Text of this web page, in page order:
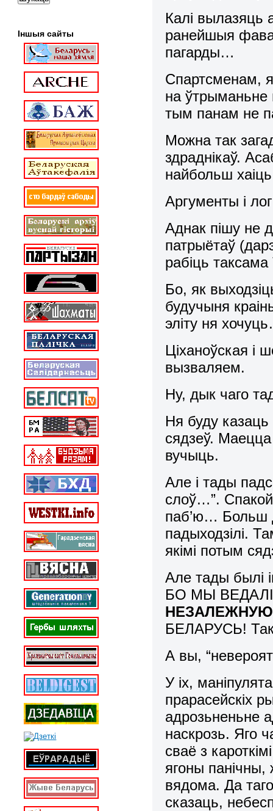
Калі вылазяць
ранейшыя
пагарды…
Спартсменам,
на ўтрыманьне
тым панам не
Можна так
здраднікаў.
найбольш
Аргументы і
Аднак пішу не
патрыётаў
рабіць
Бо, як
будучыня
эліту ня
Ціханоўская і
вызваляем.
Ну, дык чаго
Ня буду
сядзеў.
вучыць.
Але і тады
слоў…”.
паб’ю… Больш
падыходзілі.
якімі потым
Але тады былі
БО МЫ
БЕЛАРУСЬ!
А вы,
У іх,
прарасейскіх
адрозьненьне
наскрозь. Яго
сваё з
ягоны
вядома. Да
сказаць,
Іншыя сайты